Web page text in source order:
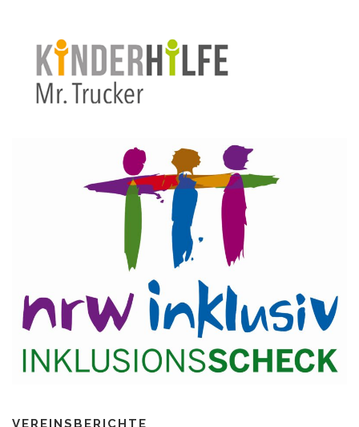
VEREINSBERICHTE